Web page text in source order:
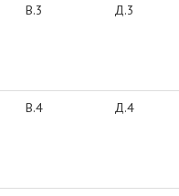
В.3 Д.3
В.4 Д.4